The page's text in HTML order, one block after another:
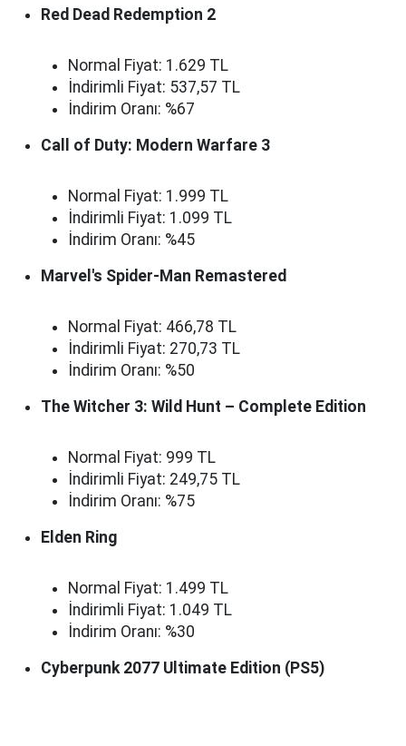
Red Dead Redemption 2
Normal Fiyat: 1.629 TL
İndirimli Fiyat: 537,57 TL
İndirim Oranı: %67
Call of Duty: Modern Warfare 3
Normal Fiyat: 1.999 TL
İndirimli Fiyat: 1.099 TL
İndirim Oranı: %45
Marvel's Spider-Man Remastered
Normal Fiyat: 466,78 TL
İndirimli Fiyat: 270,73 TL
İndirim Oranı: %50
The Witcher 3: Wild Hunt – Complete Edition
Normal Fiyat: 999 TL
İndirimli Fiyat: 249,75 TL
İndirim Oranı: %75
Elden Ring
Normal Fiyat: 1.499 TL
İndirimli Fiyat: 1.049 TL
İndirim Oranı: %30
Cyberpunk 2077 Ultimate Edition (PS5)